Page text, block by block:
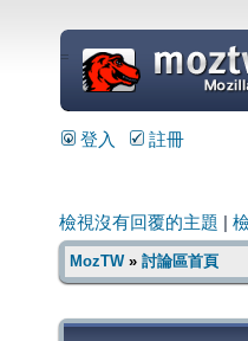
=
登入 註冊
檢視沒有回覆的主題
MozTW» 討論區首頁